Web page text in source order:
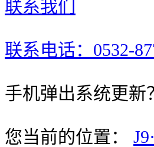
联系我们
联系电话：0532-
手机弹出系统更新
您当前的位置：